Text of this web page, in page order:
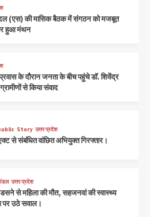
(एस) की मासिक बैठक में संगठन को मजबूत
हुआ मंथन
के दौरान जनता के बीच पहुंचे डॉ. शिवेंद्र
से किया संवाद
Story उत्तर प्रदेश
से संबंधित वांछित अभियुक्त गिरफ्तार।
उत्तर प्रदेश
से महिला की मौत, सहजनवां की स्वास्थ्य
पर उठे सवाल।